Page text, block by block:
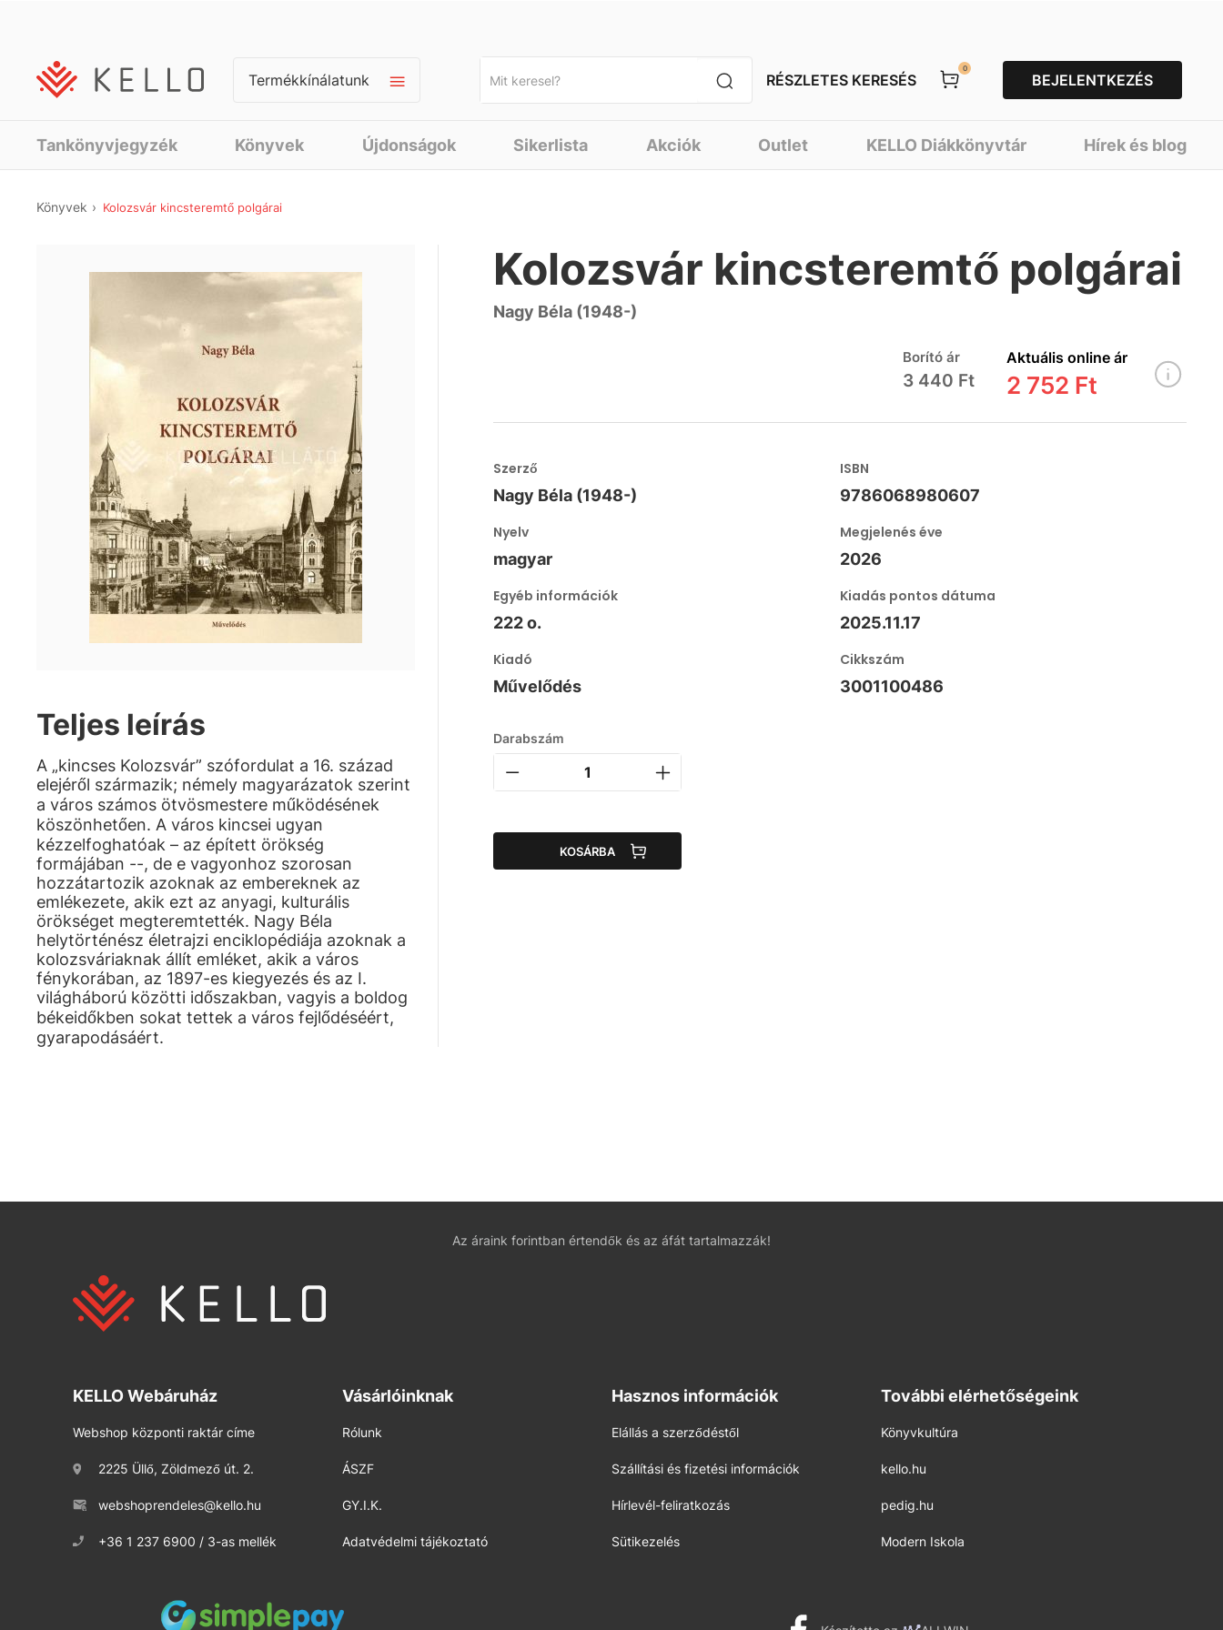
Termékkínálatunk RÉSZLETES KERESÉS
0
BEJELENTKEZÉS
Tankönyvjegyzék Könyvek Újdonságok Sikerlista Akciók Outlet KELLO Diákkönyvtár Hírek és blog
Könyvek Kolozsvár kincsteremtő polgárai
Teljes leírás
A „kincses Kolozsvár” szófordulat a 16. század
elejéről származik; némely magyarázatok szerint
a város számos ötvösmestere működésének
köszönhetően. A város kincsei ugyan
kézzelfoghatóak – az épített örökség
formájában --, de e vagyonhoz szorosan
hozzátartozik azoknak az embereknek az
emlékezete, akik ezt az anyagi, kulturális
örökséget megteremtették. Nagy Béla
helytörténész életrajzi enciklopédiája azoknak a
kolozsváriaknak állít emléket, akik a város
fénykorában, az 1897-es kiegyezés és az I.
világháború közötti időszakban, vagyis a boldog
békeidőkben sokat tettek a város fejlődéséért,
gyarapodásáért.
Kolozsvár kincsteremtő polgárai
Nagy Béla (1948-)
Borító ár
3 440 Ft
Aktuális online ár
2 752 Ft
Szerző
Nagy Béla (1948-)
ISBN
9786068980607
Nyelv
magyar
Megjelenés éve
2026
Egyéb információk
222 o.
Kiadás pontos dátuma
2025.11.17
Kiadó
Művelődés
Cikkszám
3001100486
Darabszám
KOSÁRBA
Az áraink forintban értendők és az áfát tartalmazzák!
KELLO Webáruház
Webshop központi raktár címe
2225 Üllő, Zöldmező út. 2.
webshoprendeles@kello.hu
+36 1 237 6900 / 3-as mellék
Vásárlóinknak
Rólunk
ÁSZF
GY.I.K.
Adatvédelmi tájékoztató
Hasznos információk
Elállás a szerződéstől
Szállítási és fizetési információk
Hírlevél-feliratkozás
Sütikezelés
További elérhetőségeink
Könyvkultúra
kello.hu
pedig.hu
Modern Iskola